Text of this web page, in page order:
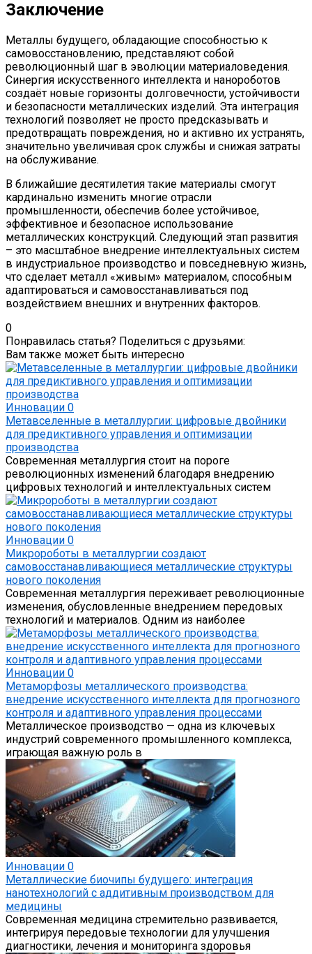
Заключение
Металлы будущего, обладающие способностью к
самовосстановлению, представляют собой
революционный шаг в эволюции материаловедения.
Синергия искусственного интеллекта и нанороботов
создаёт новые горизонты долговечности, устойчивости
и безопасности металлических изделий. Эта интеграция
технологий позволяет не просто предсказывать и
предотвращать повреждения, но и активно их устранять,
значительно увеличивая срок службы и снижая затраты
на обслуживание.
В ближайшие десятилетия такие материалы смогут
кардинально изменить многие отрасли
промышленности, обеспечив более устойчивое,
эффективное и безопасное использование
металлических конструкций. Следующий этап развития
– это масштабное внедрение интеллектуальных систем
в индустриальное производство и повседневную жизнь,
что сделает металл «живым» материалом, способным
адаптироваться и самовосстанавливаться под
воздействием внешних и внутренних факторов.
0
Понравилась статья? Поделиться с друзьями:
Вам также может быть интересно
Инновации 0
Метавселенные в металлургии: цифровые двойники
для предиктивного управления и оптимизации
производства
Современная металлургия стоит на пороге
революционных изменений благодаря внедрению
цифровых технологий и интеллектуальных систем
Инновации 0
Микророботы в металлургии создают
самовосстанавливающиеся металлические структуры
нового поколения
Современная металлургия переживает революционные
изменения, обусловленные внедрением передовых
технологий и материалов. Одним из наиболее
Инновации 0
Метаморфозы металлического производства:
внедрение искусственного интеллекта для прогнозного
контроля и адаптивного управления процессами
Металлическое производство — одна из ключевых
индустрий современного промышленного комплекса,
играющая важную роль в
Инновации 0
Металлические биочипы будущего: интеграция
нанотехнологий с аддитивным производством для
медицины
Современная медицина стремительно развивается,
интегрируя передовые технологии для улучшения
диагностики, лечения и мониторинга здоровья